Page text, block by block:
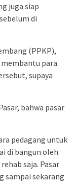
juga siap
di
(PPKP),
para
supaya
bahwa pasar
pedagang untuk
di bangun oleh
saja. Pasar
sampai sekarang